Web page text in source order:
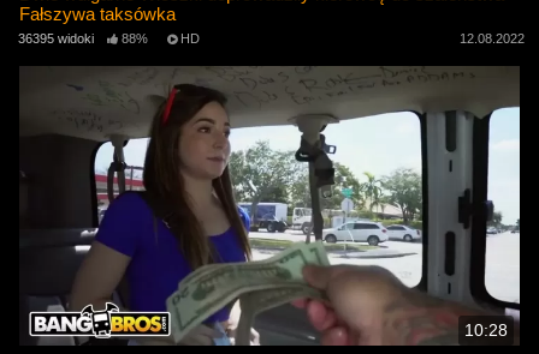
Fałszywa taksówka
36395 widoki 88% HD 12.08.2022
10:28